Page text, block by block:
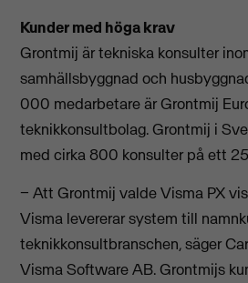
Kunder med höga krav
Grontmij är tekniska konsulter
samhällsbyggnad och
000 medarbetare är Grontmij
teknikkonsultbolag. Grontmij i
med cirka 800 konsulter på ett
− Att Grontmij valde Visma PX
Visma levererar system till
teknikkonsultbranschen, säger
Visma Software AB. Grontmijs